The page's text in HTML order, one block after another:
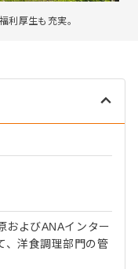
利厚生も充実。
およびANAインター
、洋食調理部門の管